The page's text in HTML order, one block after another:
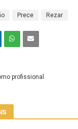
Prece Rezar
profissional